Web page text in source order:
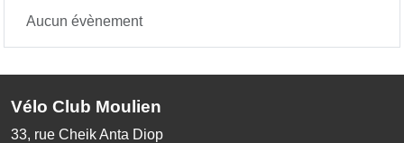
Aucun évènement
Vélo Club Moulien
33, rue Cheik Anta Diop